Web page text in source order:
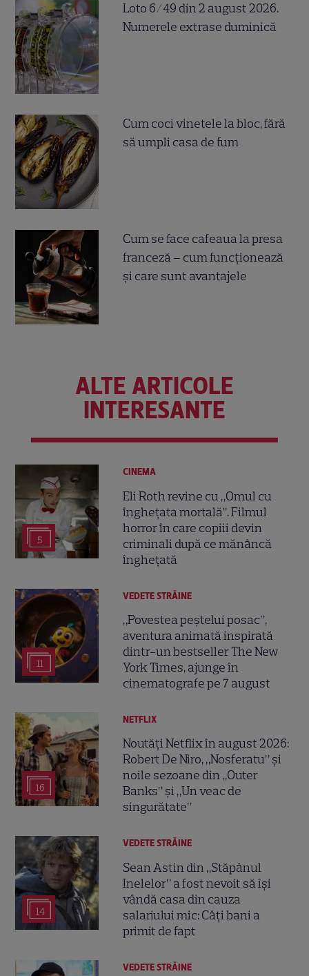
Loto 6/49 din 2 august 2026.
Numerele extrase duminică
Cum coci vinetele la bloc, fără
să umpli casa de fum
Cum se face cafeaua la presa
franceză – cum funcționează
și care sunt avantajele
ALTE ARTICOLE
INTERESANTE
5
CINEMA
Eli Roth revine cu „Omul cu
înghețata mortală”. Filmul
horror în care copiii devin
criminali după ce mănâncă
înghețată
11
VEDETE STRĂINE
„Povestea peștelui posac”,
aventura animată inspirată
dintr-un bestseller The New
York Times, ajunge în
cinematografe pe 7 august
16
NETFLIX
Noutăți Netflix în august 2026:
Robert De Niro, „Nosferatu” și
noile sezoane din „Outer
Banks” și „Un veac de
singurătate”
14
VEDETE STRĂINE
Sean Astin din „Stăpânul
Inelelor” a fost nevoit să își
vândă casa din cauza
salariului mic: Câți bani a
primit de fapt
VEDETE STRĂINE